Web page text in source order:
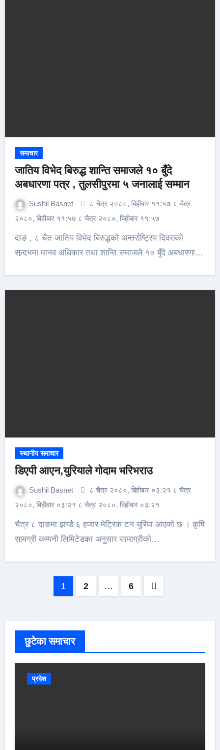
समाचार
जातिय विभेद बिरुद्ध शान्ति समाजले १० बुँदे
अबधारणा पत्र , तुलसीपुरमा ५ जनालाई सम्मान
Sushil Basnet
८ चैत्र २०८०, बिहीबार ११:५७ ८ चैत्र
२०८०, बिहीबार ११:५७ ८ चैत्र २०८०, बिहीबार ११:५७
दाङ , ८ चैत जातिय विभेद बिरुद्धको अन्तर्राष्ट्रिय दिवसको
सन्र्दभमा मानव अधिकार तथा शान्ति समाजले १० बुँदे अबधारणा…
स्थानीय समाचार
डिएपी आएन,युरियाले गोदाम भरिभराउ
Sushil Basnet
८ चैत्र २०८०, बिहीबार ०३:२१ ८ चैत्र
२०८०, बिहीबार ०३:२१ ८ चैत्र २०८०, बिहीबार ०३:२१
चैत्र ८ दाङमा झण्डै ६ हजार मेट्रिक टन युरिया आएको छ । कृषि
सामग्री कम्पनी लिमिटेडका अनुसार सामाग्रीको…
1 2 … 6
छुटेका समाचार
प्रदेश